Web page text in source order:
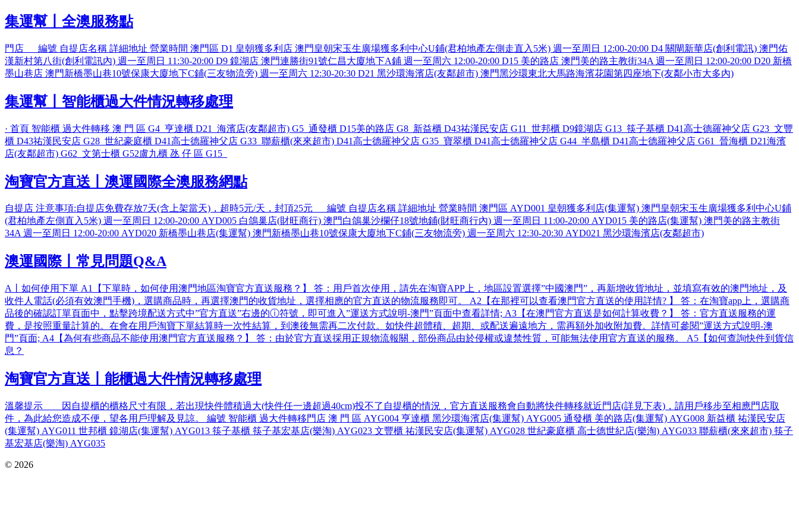
集運幫丨全澳服務點
門店 編號 自提店名稱 詳細地址 營業時間 澳門區 D1 皇朝獲多利店 澳門皇朝宋玉生廣場獲多利中心U鋪(君柏地產左側走直入5米) 週一至周日 12:00-20:00 D4 關閘新華店(創利電訊) 澳門佑
漢新村第八街(創利電訊內) 週一至周日 11:30-20:00 D9 鏡湖店 澳門連勝街91號仁昌大廈地下A鋪 週一至周六 12:00-20:00 D15 美的路店 澳門美的路主教街34A 週一至周日 12:00-20:00 D20 新橋
墨山巷店 澳門新橋墨山巷10號保康大廈地下C鋪(三友物流旁) 週一至周六 12:30-20:30 D21 黑沙環海濱店(友鄰超市) 澳門黑沙環東北大馬路海濱花園第四座地下(友鄰小市大多內)
集運幫丨智能櫃過大件情況轉移處理
· 首頁 智能櫃 過大件轉移 澳 門 區 G4_亨達櫃 D21_海濱店(友鄰超市) G5_通發櫃 D15美的路店 G8_新益櫃 D43祐漢民安店 G11_世邦櫃 D9鏡湖店 G13_筷子基櫃 D41高士德羅神父店 G23_文豐
櫃 D43祐漢民安店 G28_世紀豪庭櫃 D41高士德羅神父店 G33_聯薪櫃(來來超市) D41高士德羅神父店 G35_寶翠櫃 D41高士德羅神父店 G44_半島櫃 D41高士德羅神父店 G61_晉海櫃 D21海濱
店(友鄰超市) G62_文第士櫃 G52盧九櫃 氹 仔 區 G15_
淘寶官方直送丨澳運國際全澳服務網點
自提店 注意事項:自提店免費存放7天(含上架當天)，超時5元/天，封頂25元 編號 自提店名稱 詳細地址 營業時間 澳門區 AYD001 皇朝獲多利店(集運幫) 澳門皇朝宋玉生廣場獲多利中心U鋪
(君柏地產左側直入5米) 週一至周日 12:00-20:00 AYD005 白鴿巢店(財旺商行) 澳門白鴿巢沙欄仔18號地鋪(財旺商行內) 週一至周日 11:00-20:00 AYD015 美的路店(集運幫) 澳門美的路主教街
34A 週一至周日 12:00-20:00 AYD020 新橋墨山巷店(集運幫) 澳門新橋墨山巷10號保康大廈地下C鋪(三友物流旁) 週一至周六 12:30-20:30 AYD021 黑沙環海濱店(友鄰超市)
澳運國際丨常見問題Q&A
A丨如何使用下單 A1【下單時，如何使用澳門地區淘寶官方直送服務？】 答：用戶首次使用，請先在淘寶APP上，地區設置選擇”中國澳門”，再新增收貨地址，並填寫有效的澳門地址，及
收件人電話(必須有效澳門手機)，選購商品時，再選擇澳門的收貨地址，選擇相應的官方直送的物流服務即可。 A2【在那裡可以查看澳門官方直送的使用詳情? 】 答：在淘寶app上，選購商
品後的確認訂單頁面中，點擊跨境配送方式中”官方直送”右邊的ⓘ符號，即可進入”運送方式說明-澳門”頁面中查看詳情; A3【在澳門官方直送是如何計算收費？】 答：官方直送服務的運
費，是按照重量計算的。在會在用戶淘寶下單結算時一次性結算，到澳後無需再二次付款。如快件超體積、超期、或配送遍遠地方，需再額外加收附加費。詳情可參閱”運送方式說明-澳
門”頁面; A4【為何有些商品不能使用澳門官方直送服務？】 答：由於官方直送採用正規物流報關，部份商品由於侵權或違禁性質，可能無法使用官方直送的服務。 A5【如何查詢快件到貨信
息？
淘寶官方直送丨能櫃過大件情況轉移處理
溫馨提示 因自提櫃的櫃格尺寸有限，若出現快件體積過大(快件任一邊超過40cm)投不了自提櫃的情況，官方直送服務會自動將快件轉移就近門店(詳見下表)，請用戶移步至相應門店取
件，為此給您造成不便，望各用戶理解及見諒。 編號 智能櫃 過大件轉移門店 澳 門 區 AYG004 亨達櫃 黑沙環海濱店(集運幫) AYG005 通發櫃 美的路店(集運幫) AYG008 新益櫃 祐漢民安店
(集運幫) AYG011 世邦櫃 鏡湖店(集運幫) AYG013 筷子基櫃 筷子基宏基店(樂淘) AYG023 文豐櫃 祐漢民安店(集運幫) AYG028 世紀豪庭櫃 高士德世紀店(樂淘) AYG033 聯薪櫃(來來超市) 筷子
基宏基店(樂淘) AYG035
© 2026